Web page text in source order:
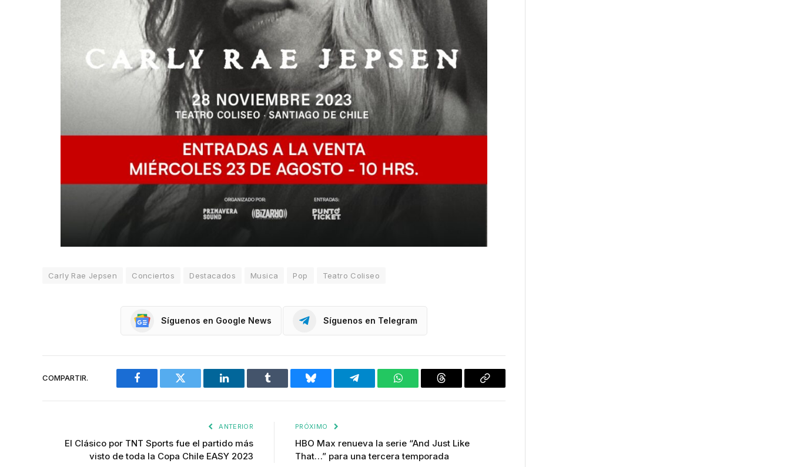
Carly Rae Jepsen Conciertos Destacados Musica Pop Teatro Coliseo
Síguenos en Google News Síguenos en Telegram
COMPARTIR.
Facebook Twitter LinkedIn Tumblr Bluesky Telegram WhatsAppThreads
Copiar
ANTERIOR
El Clásico por TNT Sports fue el partido más
visto de toda la Copa Chile EASY 2023
PRÓXIMO
HBO Max renueva la serie “And Just Like
That…” para una tercera temporada